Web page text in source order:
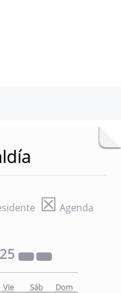
☒ Agenda
Vie Sáb Dom